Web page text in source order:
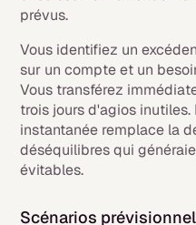
prévus.
Vous identifiez un
sur un compte et un
Vous transférez
trois jours d'agios
instantanée remplace la
déséquilibres qui
évitables.
Scénarios